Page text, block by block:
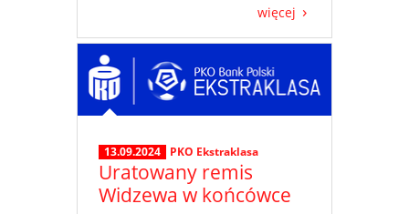
więcej
13.09.2024 PKO Ekstraklasa
Uratowany remis
Widzewa w końcówce